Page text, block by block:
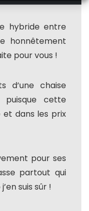
hybride entre
honnêtement
pour vous !
d’une chaise
puisque cette
et dans les prix
pour ses
partout qui
suis sûr !